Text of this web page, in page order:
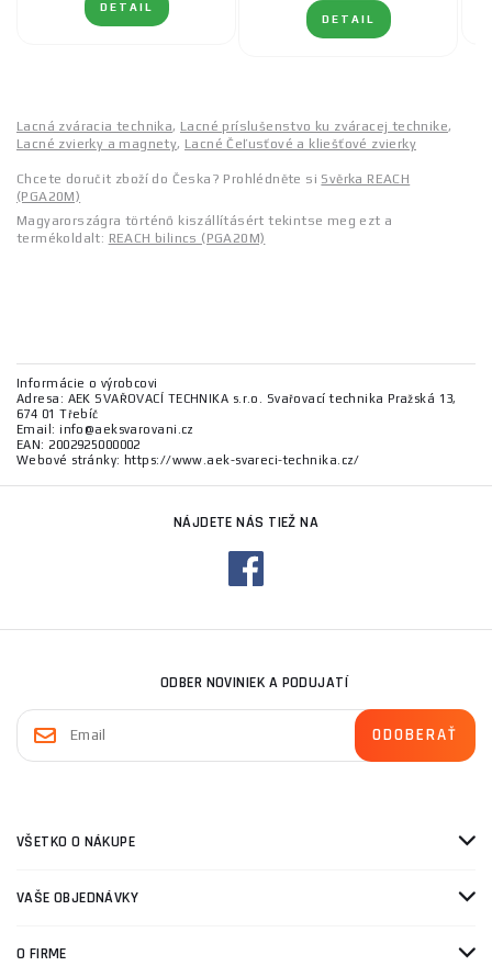
DETAIL
DETAIL
Lacná zváracia technika, Lacné príslušenstvo ku zváracej technike,
Lacné zvierky a magnety, Lacné Čeľusťové a kliešťové zvierky
Chcete doručit zboží do Česka? Prohlédněte si Svěrka REACH
(PGA20M)
Magyarországra történő kiszállításért tekintse meg ezt a
termékoldalt: REACH bilincs (PGA20M)
Informácie o výrobcovi
Adresa: AEK SVAŘOVACÍ TECHNIKA s.r.o. Svařovací technika Pražská 13,
674 01 Třebíč
Email: info@aeksvarovani.cz
EAN: 2002925000002
Webové stránky: https://www.aek-svareci-technika.cz/
NÁJDETE NÁS TIEŽ NA
ODBER NOVINIEK A PODUJATÍ
VŠETKO O NÁKUPE
VAŠE OBJEDNÁVKY
O FIRME